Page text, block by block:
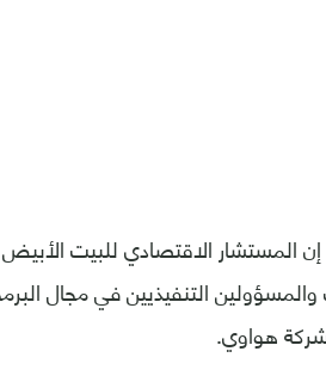
المستشار الاقتصادي للبيت
التنفيذيين في مجال
هواوي.